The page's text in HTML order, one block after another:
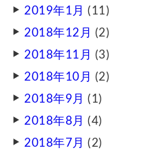
2019年1月 (11)
2018年12月 (2)
2018年11月 (3)
2018年10月 (2)
2018年9月 (1)
2018年8月 (4)
2018年7月 (2)